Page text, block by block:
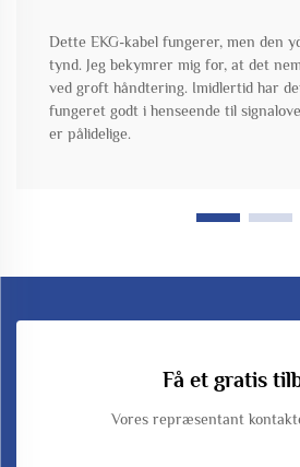
Dette EKG-kabel fungerer, men den
tynd. Jeg bekymrer mig for, at det
ved groft håndtering. Imidlertid har
fungeret godt i henseende til
er pålidelige.
Få et gratis
Vores repræsentant